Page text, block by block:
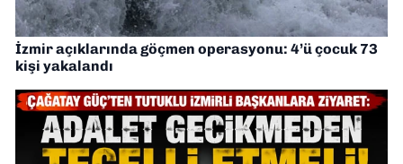
İzmir açıklarında göçmen operasyonu: 4’ü çocuk 73
kişi yakalandı